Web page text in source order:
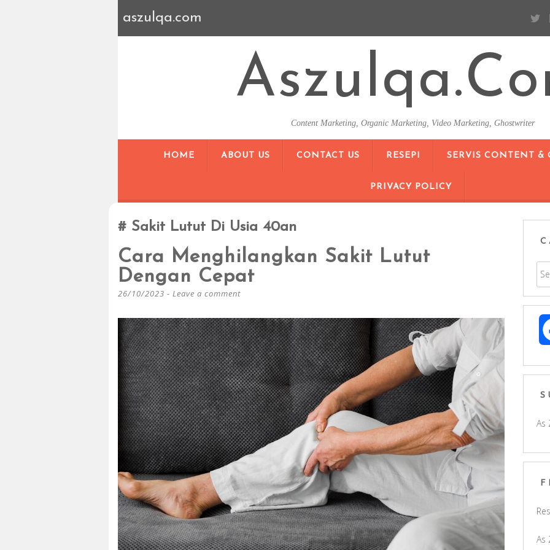
aszulqa.com
Content Marketing, Organic Marketing, Video Marketing, Ghostwriter
HOME
ABOUT US CONTACT US RESEPI SERVIS CONTENT &
PRIVACY POLICY
Sakit Lutut Di Usia 40an
Cara Menghilangkan Sakit Lutut
Dengan Cepat
26/10/2023 Leave a comment
As
As